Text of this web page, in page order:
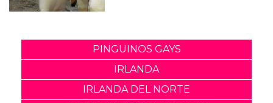
PINGUINOS GAYS
IRLANDA
IRLANDA DEL NORTE